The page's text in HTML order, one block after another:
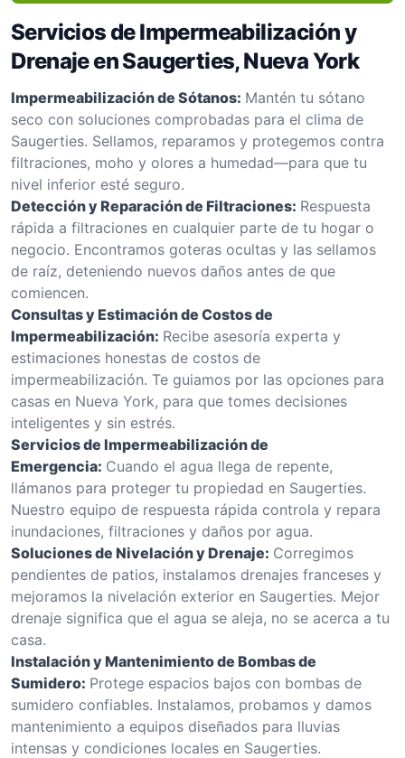
Servicios de Impermeabilización y
Drenaje en Saugerties, Nueva York
Impermeabilización de Sótanos: Mantén tu sótano
seco con soluciones comprobadas para el clima de
Saugerties. Sellamos, reparamos y protegemos contra
filtraciones, moho y olores a humedad—para que tu
nivel inferior esté seguro.
Detección y Reparación de Filtraciones: Respuesta
rápida a filtraciones en cualquier parte de tu hogar o
negocio. Encontramos goteras ocultas y las sellamos
de raíz, deteniendo nuevos daños antes de que
comiencen.
Consultas y Estimación de Costos de
Impermeabilización: Recibe asesoría experta y
estimaciones honestas de costos de
impermeabilización. Te guiamos por las opciones para
casas en Nueva York, para que tomes decisiones
inteligentes y sin estrés.
Servicios de Impermeabilización de
Emergencia: Cuando el agua llega de repente,
llámanos para proteger tu propiedad en Saugerties.
Nuestro equipo de respuesta rápida controla y repara
inundaciones, filtraciones y daños por agua.
Soluciones de Nivelación y Drenaje: Corregimos
pendientes de patios, instalamos drenajes franceses y
mejoramos la nivelación exterior en Saugerties. Mejor
drenaje significa que el agua se aleja, no se acerca a tu
casa.
Instalación y Mantenimiento de Bombas de
Sumidero: Protege espacios bajos con bombas de
sumidero confiables. Instalamos, probamos y damos
mantenimiento a equipos diseñados para lluvias
intensas y condiciones locales en Saugerties.